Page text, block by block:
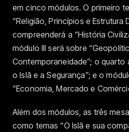
em cinco módulos. O primeiro
“Religião, Princípios e Estrutura
compreenderá a “História
módulo III será sobre
Contemporaneidade”; o quarto
o Islã e a Segurança”; e o
“Economia, Mercado e
Além dos módulos, as três
como temas “O Islã e sua